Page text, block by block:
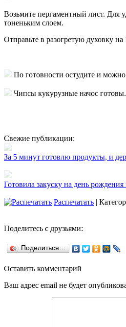
Возьмите пергаментный лист. Для
тоненьким слоем.
Отправьте в разогретую духовку
По готовности остудите и можно
Чипсы кукурузные начос
Свежие публикации:
За 5 минут готовлю продукты, и
Готовила закуску на день
Распечатать |
Поделитесь с друзьями:
Поделиться…
Оставить комментарий
Ваш адрес email не будет